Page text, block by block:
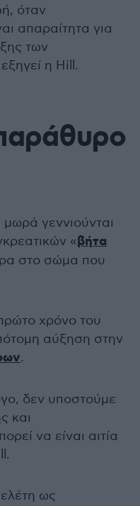
όταν
απαραίτητα για
των
η Hill.
γεννιούνται
«βήτα
στο σώμα που
χρόνο του
αύξηση στην
.
δεν υποστούμε
και
να είναι αιτία
ως